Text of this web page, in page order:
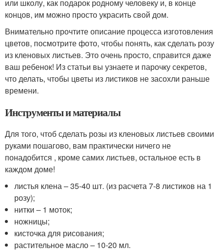
или школу, как подарок родному человеку и, в конце
концов, им можно просто украсить свой дом.
Внимательно прочтите описание процесса изготовления
цветов, посмотрите фото, чтобы понять, как сделать розу
из кленовых листьев. Это очень просто, справится даже
ваш ребенок! Из статьи вы узнаете и парочку секретов,
что делать, чтобы цветы из листиков не засохли раньше
времени.
Инструменты и материалы
Для того, чтоб сделать розы из кленовых листьев своими
руками пошагово, вам практически ничего не
понадобится , кроме самих листьев, остальное есть в
каждом доме!
листья клена – 35-40 шт. (из расчета 7-8 листиков на 1
розу);
нитки – 1 моток;
ножницы;
кисточка для рисования;
растительное масло – 10-20 мл.